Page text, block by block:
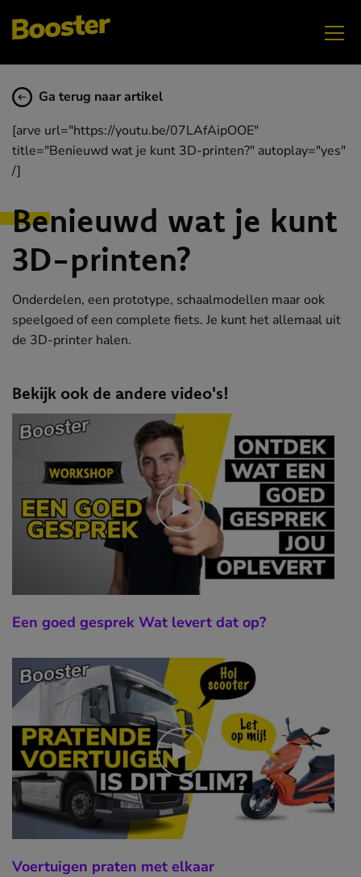
Ga terug naar artikel
[arve url="https://youtu.be/07LAfAipOOE"
title="Benieuwd wat je kunt 3D-printen?" autoplay="yes"
/]
Benieuwd wat je kunt
3D-printen?
Onderdelen, een prototype, schaalmodellen maar ook
speelgoed of een complete fiets. Je kunt het allemaal uit
de 3D-printer halen.
Bekijk ook de andere video's!
Een goed gesprek Wat levert dat op?
Voertuigen praten met elkaar